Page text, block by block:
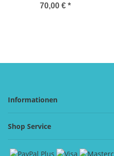
70,00 € *
Informationen
Shop Service